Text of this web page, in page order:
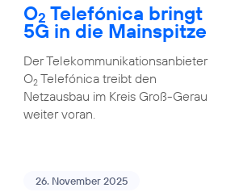
O2 Telefónica bringt
5G in die Mainspitze
Der Telekommunikationsanbieter
O2Telefónica treibt den
Netzausbau im Kreis Groß-Gerau
weiter voran.
26. November 2025